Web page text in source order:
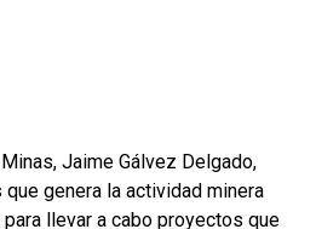
Jaime Gálvez Delgado,
genera la actividad minera
llevar a cabo proyectos que